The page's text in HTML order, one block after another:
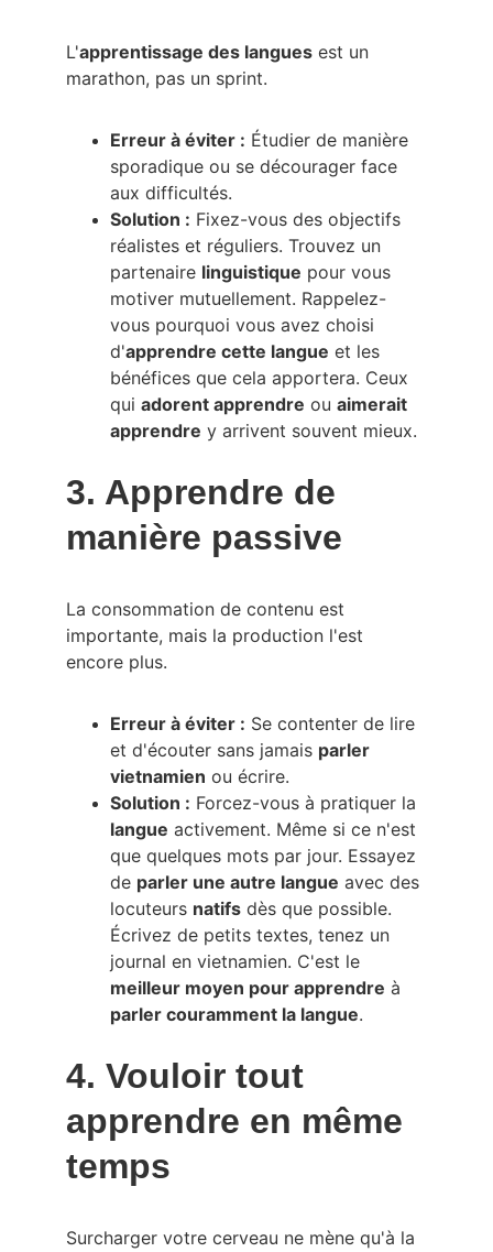
L'apprentissage des langues est un
marathon, pas un sprint.
Erreur à éviter : Étudier de manière
sporadique ou se décourager face
aux difficultés.
Solution : Fixez-vous des objectifs
réalistes et réguliers. Trouvez un
partenaire linguistique pour vous
motiver mutuellement. Rappelez-
vous pourquoi vous avez choisi
d'apprendre cette langue et les
bénéfices que cela apportera. Ceux
qui adorent apprendre ou aimerait
apprendre y arrivent souvent mieux.
3. Apprendre de
manière passive
La consommation de contenu est
importante, mais la production l'est
encore plus.
Erreur à éviter : Se contenter de lire
et d'écouter sans jamais parler
vietnamien ou écrire.
Solution : Forcez-vous à pratiquer la
langue activement. Même si ce n'est
que quelques mots par jour. Essayez
de parler une autre langue avec des
locuteurs natifs dès que possible.
Écrivez de petits textes, tenez un
journal en vietnamien. C'est le
meilleur moyen pour apprendre à
parler couramment la langue.
4. Vouloir tout
apprendre en même
temps
Surcharger votre cerveau ne mène qu'à la